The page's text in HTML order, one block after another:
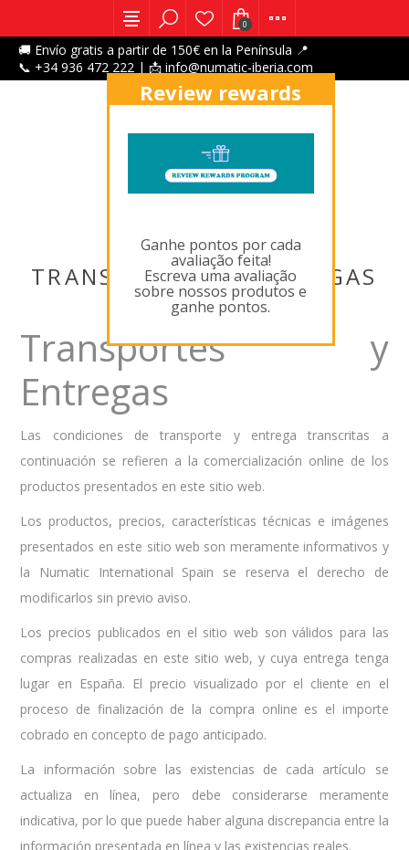
🚚 Envío gratis a partir de 150€ en la Península 📍
📞 +34 936 472 222 | 📩 info@numatic-iberia.com
0
TRANSPORTES Y ENTREGAS
Transportes y
Entregas
Las condiciones de transporte y entrega transcritas a
continuación se refieren a la comercialización online de los
productos presentados en este sitio web.
Los productos, precios, características técnicas e imágenes
presentados en este sitio web son meramente informativos y
la Numatic International Spain se reserva el derecho de
modificarlos sin previo aviso.
Los precios publicados en el sitio web son válidos para las
compras realizadas en este sitio web, y cuya entrega tenga
lugar en España. El precio visualizado por el cliente en el
proceso de finalización de la compra online es el importe
cobrado en concepto de pago anticipado.
La información sobre las existencias de cada artículo se
actualiza en línea, pero debe considerarse meramente
indicativa, por lo que puede haber alguna discrepancia entre la
información presentada en línea y las existencias reales.
Review rewards
Ganhe pontos por cada
avaliação feita!
Escreva uma avaliação
sobre nossos produtos e
ganhe pontos.